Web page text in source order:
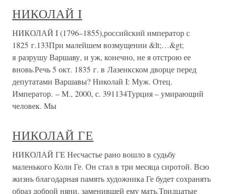
НИКОЛАЙ I
НИКОЛАЙ I (1796–1855),российский император с
1825 г.133При малейшем возмущении &lt;…&gt;
я разрушу Варшаву, и уж, конечно, не я отстрою ее
вновь.Речь 5 окт. 1835 г. в Лазенкском дворце перед
депутатами Варшавы? Николай I: Муж. Отец.
Император. – М., 2000, с. 391134Турция – умирающий
человек. Мы
НИКОЛАЙ ГЕ
НИКОЛАЙ ГЕ Несчастье рано вошло в судьбу
маленького Коли Ге. Он стал в три месяца сиротой. Всю
жизнь благодарная память художника Ге будет сохранять
образ доброй няни, заменившей ему мать.Тридцатые